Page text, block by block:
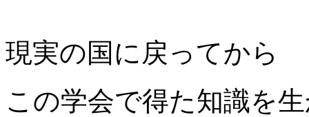
現実の国に戻ってから
この学会で得た知識を